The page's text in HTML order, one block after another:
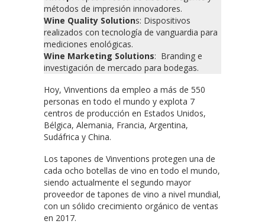
métodos de impresión innovadores.
Wine Quality Solutions: Dispositivos
realizados con tecnología de vanguardia para
mediciones enológicas.
Wine Marketing Solutions: Branding e
investigación de mercado para bodegas.
Hoy, Vinventions da empleo a más de 550
personas en todo el mundo y explota 7
centros de producción en Estados Unidos,
Bélgica, Alemania, Francia, Argentina,
Sudáfrica y China.
Los tapones de Vinventions protegen una de
cada ocho botellas de vino en todo el mundo,
siendo actualmente el segundo mayor
proveedor de tapones de vino a nivel mundial,
con un sólido crecimiento orgánico de ventas
en 2017.